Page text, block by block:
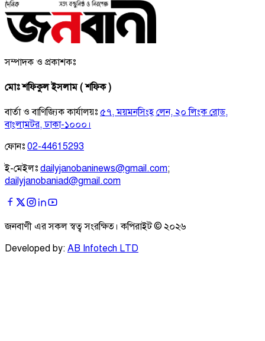
সম্পাদক ও প্রকাশকঃ
মোঃ শফিকুল ইসলাম ( শফিক )
বার্তা ও বাণিজ্যিক কার্যালয়ঃ ৫৭, ময়মনসিংহ লেন, ২০ লিংক রোড,
বাংলামটর, ঢাকা-১০০০।
ফোনঃ 02-44615293
ই-মেইলঃ dailyjanobaninews@gmail.com;
dailyjanobaniad@gmail.com
জনবাণী এর সকল স্বত্ব সংরক্ষিত। কপিরাইট © ২০২৬
Developed by: AB Infotech LTD